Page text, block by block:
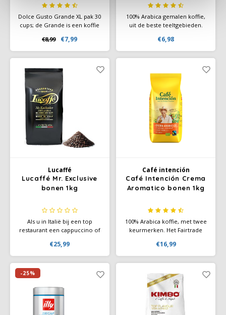
Dolce Gusto Grande XL pak 30
cups; de Grande is een koffie
cremalaag. Geniet van de
versgeroosterde
koffiearoma's met fruitige
tonen in deze heerlijke pure
Arabica koffie.
€8,99 €7,99
100% Arabica gemalen koffie,
uit de beste teeltgebieden.
9 gram. Der Himmlische
gemalen koffie, gemaakt van
de allerbeste Arabicabonen.
€6,98
Lucaffé
Lucaffé Mr. Exclusive
bonen 1kg
Als u in Italië bij een top
restaurant een cappuccino of
met Lucaffe Mr Exclusive
bereid is. Met deze
Lucaffé 100% Arabica geniet u
van de beste koffie
€25,99
Café intención
Café Intención Crema
Aromatico bonen 1kg
100% Arabica koffie, met twee
keurmerken. Het Fairtrade
voor eerlijke handel en het
biologisch keurmerk voor
biologische teelt. Een
topkwaliteit koffie uit de
hooglanden van Midden- en
Zuid-Amerika.
€16,99
-25%